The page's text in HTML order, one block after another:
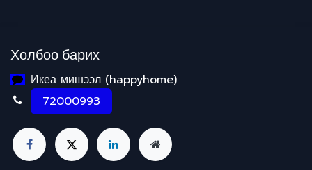
Холбоо барих
Икеа мишээл (happyhome)
72000993